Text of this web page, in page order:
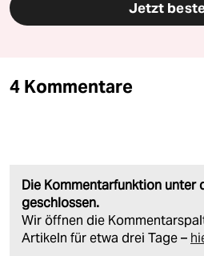
Jetzt
4 Kommentare
Die Kommentarfunktion unter
geschlossen.
Wir öffnen die
Artikeln für etwa drei Tage –